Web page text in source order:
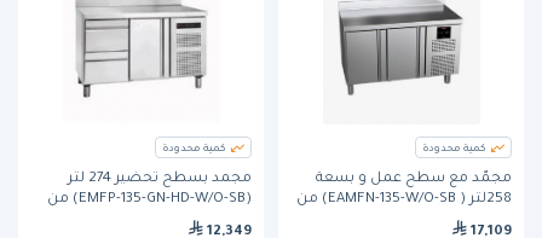
كمية محدودة
مجمّد مع سطح عمل و بسعة
258لتر ( EAMFN-135-W/O-SB) من
17,109
كمية محدودة
مجمد بسطح تحضير 274 لتر
(EMFP-135-GN-HD-W/O-SB) من
12,349